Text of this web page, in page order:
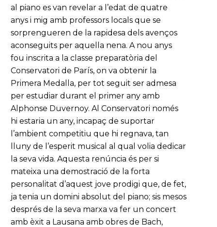
al piano es van revelar a l’edat de quatre
anys i mig amb professors locals que se
sorprengueren de la rapidesa dels avenços
aconseguits per aquella nena. A nou anys
fou inscrita a la classe preparatòria del
Conservatori de París, on va obtenir la
Primera Medalla, per tot seguit ser admesa
per estudiar durant el primer any amb
Alphonse Duvernoy. Al Conservatori només
hi estaria un any, incapaç de suportar
l’ambient competitiu que hi regnava, tan
lluny de l’esperit musical al qual volia dedicar
la seva vida. Aquesta renúncia és per si
mateixa una demostració de la forta
personalitat d’aquest jove prodigi que, de fet,
ja tenia un domini absolut del piano; sis mesos
després de la seva marxa va fer un concert
amb èxit a Lausana amb obres de Bach,